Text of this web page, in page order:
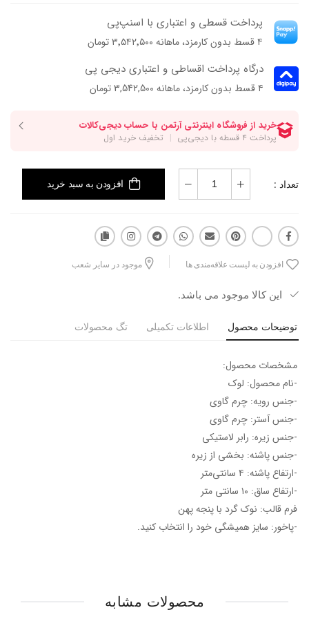
پرداخت قسطی و اعتباری با اسنپ‌پی
۴ قسط بدون کارمزد، ماهانه ۳٬۵۴۲٬۵۰۰ تومان
درگاه پرداخت اقساطی و اعتباری دیجی پی
۴ قسط بدون کارمزد، ماهانه 3,542,500 تومان
تعداد : افزودن به سبد خرید
افزودن به لیست علاقه‌مندی ها موجود در سایر شعب
این کالا موجود می باشد.
توضیحات محصول اطلاعات تکمیلی تگ محصولات
مشخصات محصول:
-نام محصول: لوک
-جنس رویه: چرم گاوی
-جنس آستر: چرم گاوی
-جنس زیره: رابر لاستیکی
-جنس پاشنه: بخشی از زیره
-ارتفاع پاشنه: ۴ سانتی‌متر
-ارتفاع ساق: ۱۰ سانتی متر
فرم قالب: نوک گرد با پنجه پهن
-پاخور: سایز همیشگی خود را انتخاب کنید.
محصولات مشابه